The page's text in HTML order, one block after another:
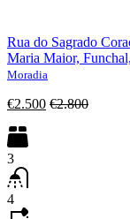
Rua do Sagrado
Maria Maior,
Moradia
€2.500 €2.800
3
4